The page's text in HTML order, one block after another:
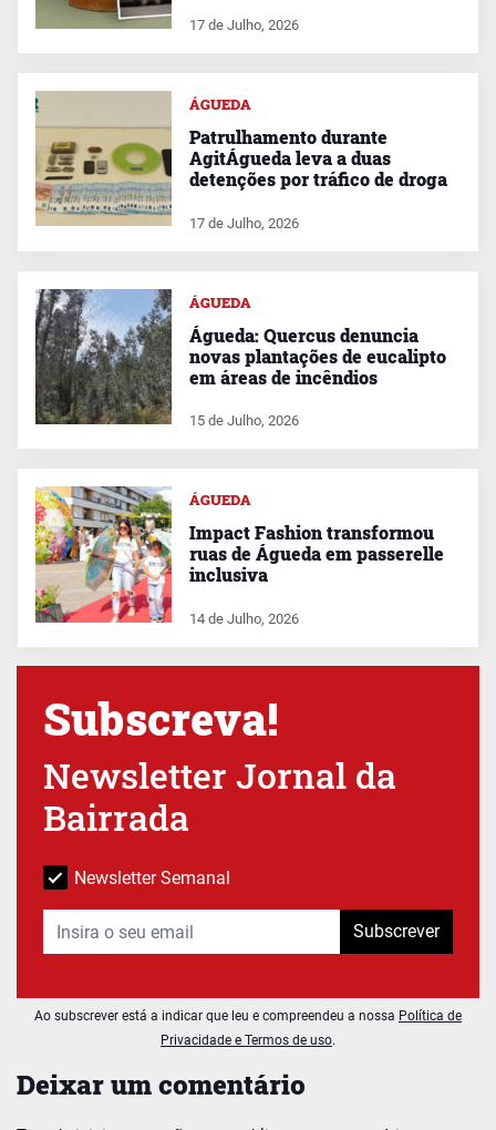
Deixar um comentário
17 de Julho, 2026
ÁGUEDA
Patrulhamento durante
AgitÁgueda leva a duas
detenções por tráfico de droga
17 de Julho, 2026
ÁGUEDA
Águeda: Quercus denuncia
novas plantações de eucalipto
em áreas de incêndios
15 de Julho, 2026
ÁGUEDA
Impact Fashion transformou
ruas de Águeda em passerelle
inclusiva
14 de Julho, 2026
Subscreva!
Newsletter Jornal da
Bairrada
Newsletter Semanal
Subscrever
Ao subscrever está a indicar que leu e compreendeu a nossa Política de
Privacidade e Termos de uso.